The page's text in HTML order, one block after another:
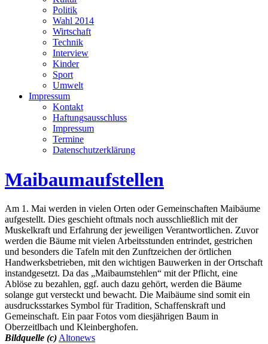
Politik
Wahl 2014
Wirtschaft
Technik
Interview
Kinder
Sport
Umwelt
Impressum
Kontakt
Haftungsausschluss
Impressum
Termine
Datenschutzerklärung
Maibaumaufstellen
Am 1. Mai werden in vielen Orten oder Gemeinschaften Maibäume
aufgestellt. Dies geschieht oftmals noch ausschließlich mit der
Muskelkraft und Erfahrung der jeweiligen Verantwortlichen. Zuvor
werden die Bäume mit vielen Arbeitsstunden entrindet, gestrichen
und besonders die Tafeln mit den Zunftzeichen der örtlichen
Handwerksbetrieben, mit den wichtigen Bauwerken in der Ortschaft
instandgesetzt. Da das „Maibaumstehlen“ mit der Pflicht, eine
Ablöse zu bezahlen, ggf. auch dazu gehört, werden die Bäume
solange gut versteckt und bewacht. Die Maibäume sind somit ein
ausdrucksstarkes Symbol für Tradition, Schaffenskraft und
Gemeinschaft. Ein paar Fotos vom diesjährigen Baum in
Oberzeitlbach und Kleinberghofen.
Bildquelle (c) Altonews